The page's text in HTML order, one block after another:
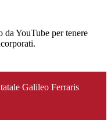
da YouTube per tenere
Galileo Ferraris